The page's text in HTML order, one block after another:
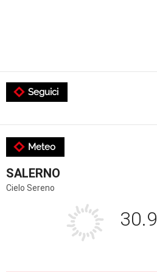
Seguici
Meteo
SALERNO
Cielo Sereno
30.9